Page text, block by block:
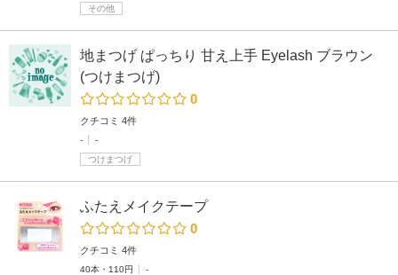
その他
地まつげ ぱっちり 甘え上手 Eyelash ブラウン
(つけまつげ)
0
クチコミ 4件
-
-
つけまつげ
ふたえメイクテープ
0
クチコミ 4件
40本・110円
-